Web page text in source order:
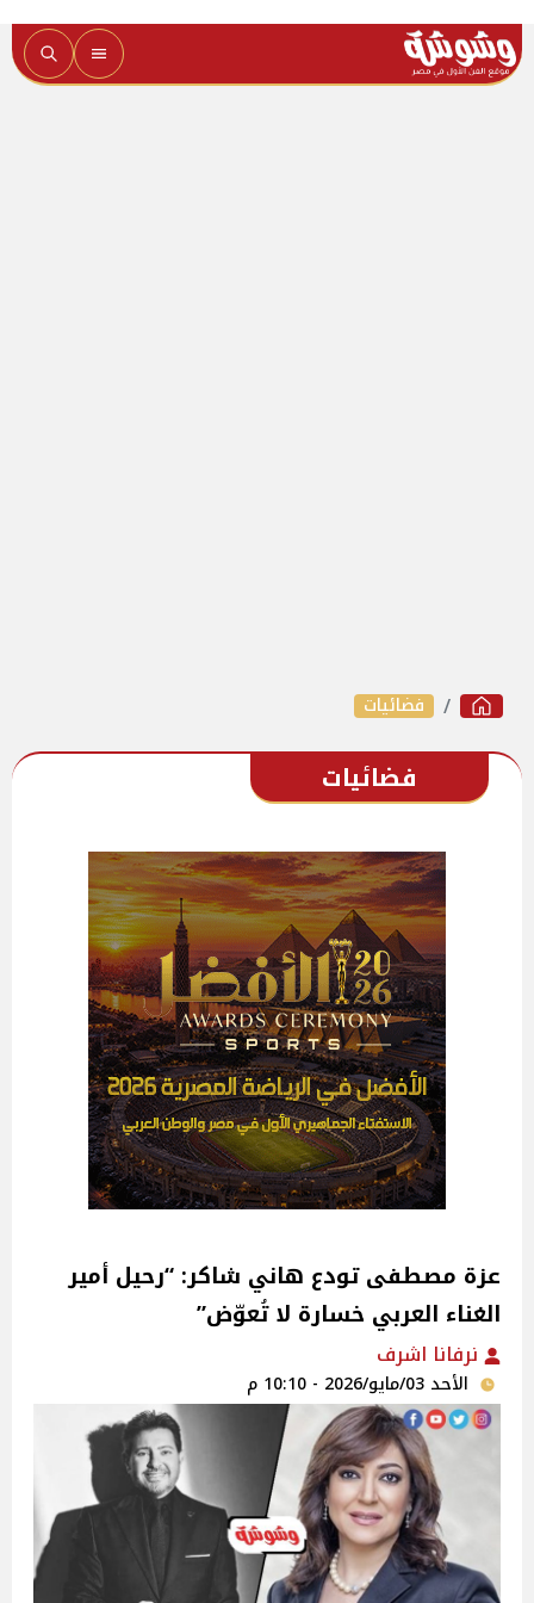
فضائيات
فضائيات
عزة مصطفى تودع هاني شاكر: “رحيل أمير
الغناء العربي خسارة لا تُعوّض”
نرفانا اشرف
الأحد 03/مايو/2026 - 10:10 م